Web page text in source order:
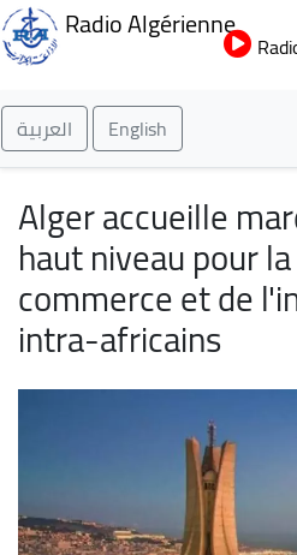
au
Radio Algérienne
العربية English
Alger accueille
haut niveau pour
commerce et de
intra-africains